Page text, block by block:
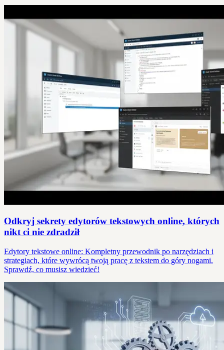
Odkryj sekrety edytorów tekstowych online, których
nikt ci nie zdradził
Edytory tekstowe online: Kompletny przewodnik po narzędziach i
strategiach, które wywrócą twoją pracę z tekstem do góry nogami.
Sprawdź, co musisz wiedzieć!